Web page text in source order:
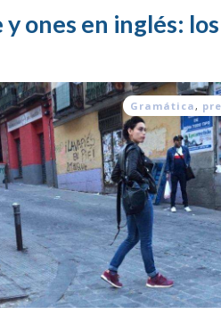
y ones en inglés: los
Gramática,